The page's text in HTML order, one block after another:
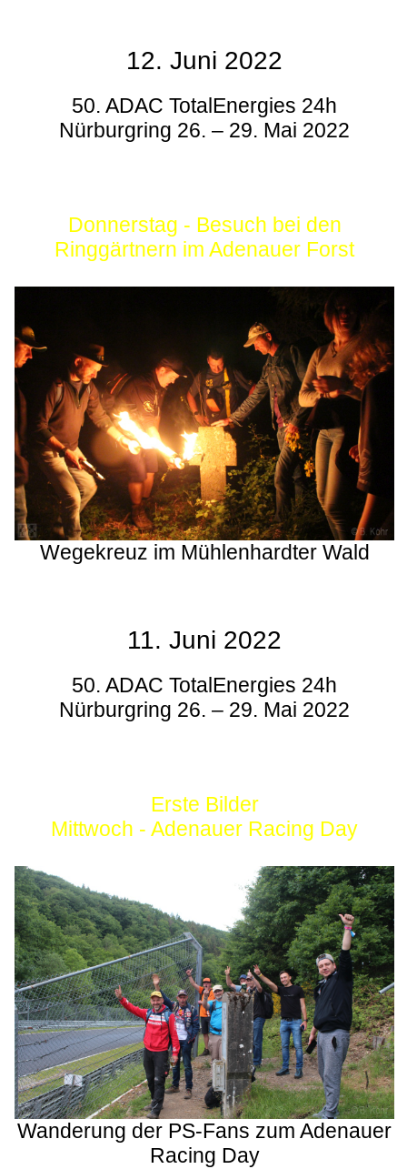
12. Juni 2022
50. ADAC TotalEnergies 24h
Nürburgring 26. – 29. Mai 2022
Donnerstag - Besuch bei den
Ringgärtnern im Adenauer Forst
Wegekreuz im Mühlenhardter Wald
11. Juni 2022
50. ADAC TotalEnergies 24h
Nürburgring 26. – 29. Mai 2022
Erste Bilder
Mittwoch - Adenauer Racing Day
Wanderung der PS-Fans zum Adenauer
Racing Day